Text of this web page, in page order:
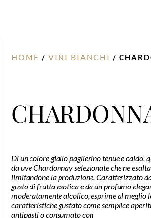
HOME /VINI BIANCHI /
Di un colore giallo paglierino tenue e caldo,
da uve Chardonnay selezionate che ne
limitandone la produzione. Caratterizzato
gusto di frutta esotica e da un profumo
moderatamente alcolico, esprime al meglio
caratteristiche gustato come semplice
antipasti o consumato con